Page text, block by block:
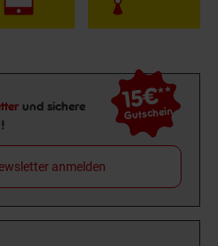
und sichere
15€**
Gutschein
anmelden